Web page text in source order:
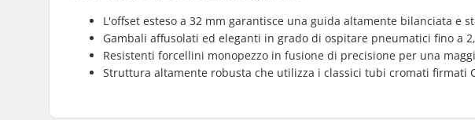
L'offset esteso a 32 mm garantisce una guida altamente bilanciata e
Gambali affusolati ed eleganti in grado di ospitare pneumatici fino a
Resistenti forcellini monopezzo in fusione di precisione per una
Struttura altamente robusta che utilizza i classici tubi cromati firmati